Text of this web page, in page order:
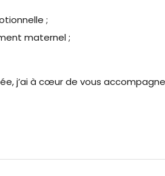
;
maternel ;
j’ai à cœur de vous